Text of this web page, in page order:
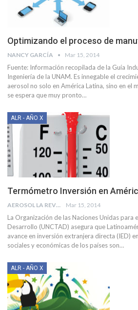
Optimizando el proceso de
NANCY GARCÍA Mar 15, 2014
Fuente: Información recopilada de la Guía
Ingeniería de la UNAM. Es innegable el
aerosol no solo en América Latina, sino en el
se espera que muy pronto…
ALR - AÑO X
Termómetro Inversión en
AEROSOL LA REVISTA Mar 15, 2014
La Organización de las Naciones Unidas para
Desarrollo (UNCTAD) asegura que
avance en inversión extranjera directa (IED)
sociales y económicas de los países son…
ALR - AÑO X